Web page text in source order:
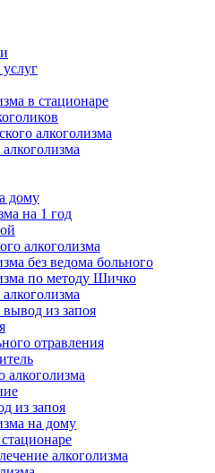
в стационаре
алкоголизма
дому
на 1 год
алкоголизма
без ведома больного
по методу Шичко
из запоя
отравления
алкоголизма
из запоя
на дому
алкоголизма